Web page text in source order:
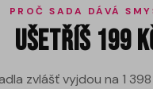
PROČ SADA DÁVÁ
Ušetříš 199
zvlášť vyjdou na 1